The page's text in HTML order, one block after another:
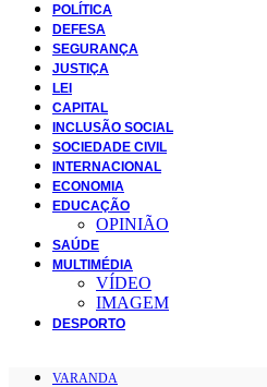
POLÍTICA
DEFESA
SEGURANÇA
JUSTIÇA
LEI
CAPITAL
INCLUSÃO SOCIAL
SOCIEDADE CIVIL
INTERNACIONAL
ECONOMIA
EDUCAÇÃO
OPINIÃO
SAÚDE
MULTIMÉDIA
VÍDEO
IMAGEM
DESPORTO
VARANDA